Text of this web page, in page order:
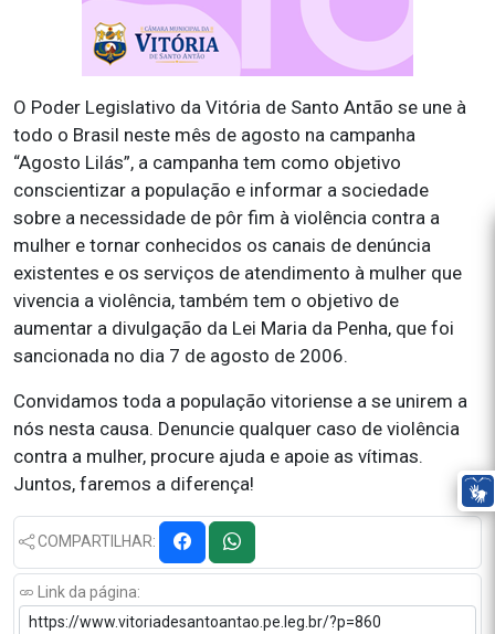
O Poder Legislativo da Vitória de Santo Antão se une à
todo o Brasil neste mês de agosto na campanha
“Agosto Lilás”, a campanha tem como objetivo
conscientizar a população e informar a sociedade
sobre a necessidade de pôr fim à violência contra a
mulher e tornar conhecidos os canais de denúncia
existentes e os serviços de atendimento à mulher que
vivencia a violência, também tem o objetivo de
aumentar a divulgação da Lei Maria da Penha, que foi
sancionada no dia 7 de agosto de 2006.
Convidamos toda a população vitoriense a se unirem a
nós nesta causa. Denuncie qualquer caso de violência
contra a mulher, procure ajuda e apoie as vítimas.
Juntos, faremos a diferença!
COMPARTILHAR:
Link da página: